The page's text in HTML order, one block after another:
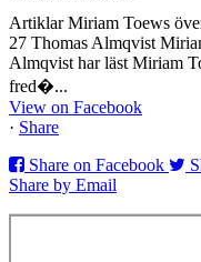
Artiklar Miriam Toews
27 Thomas Almqvist
Almqvist har läst Miriam
fred�...
View on Facebook
· Share
Share on Facebook
Share by Email